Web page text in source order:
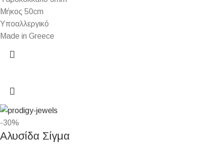
Μήκος 50cm
Υποαλλεργικό
Made in Greece
-30%
Αλυσίδα Σίγμα